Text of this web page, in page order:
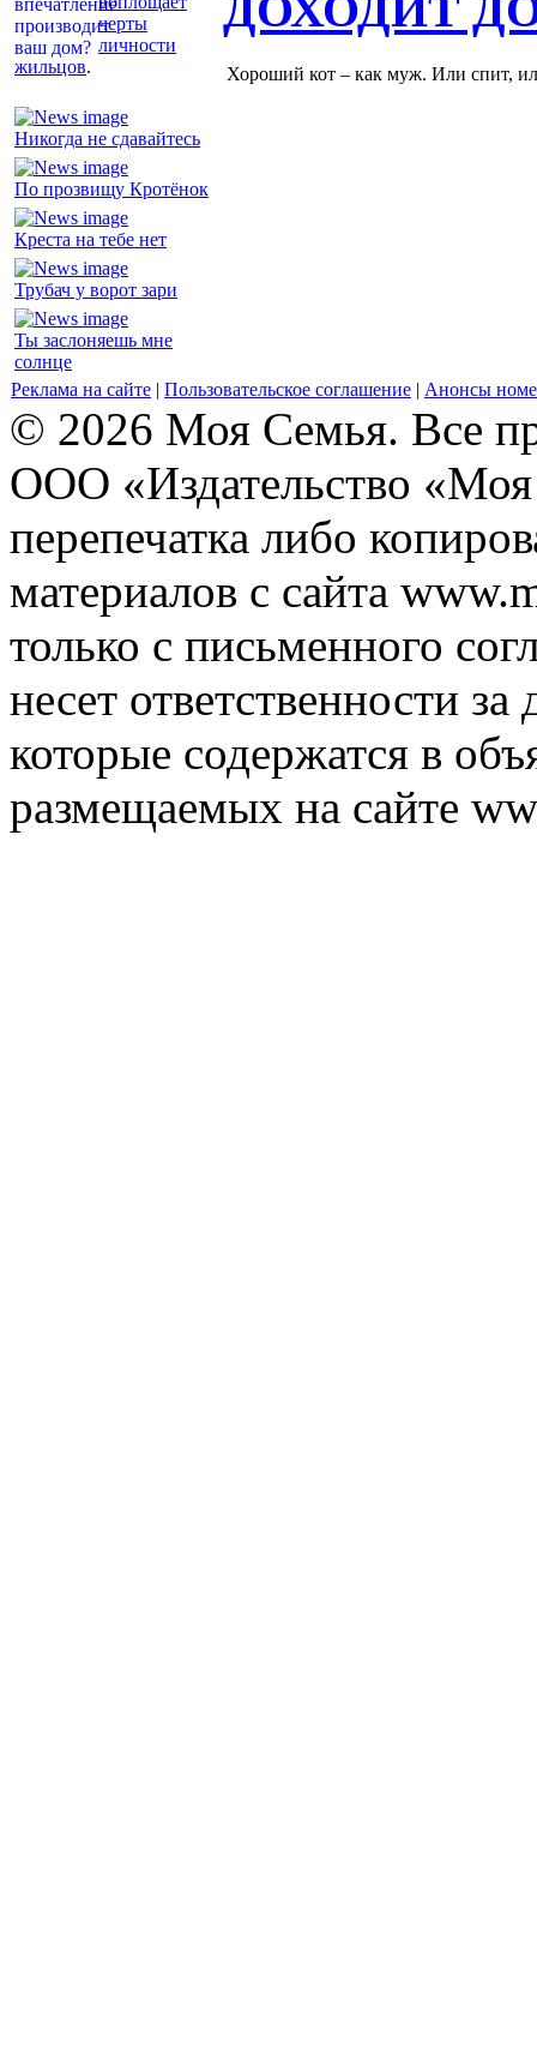
черты
личности
жильцов.
Никогда не сдавайтесь
По прозвищу Кротёнок
Креста на тебе нет
Трубач у ворот зари
Ты заслоняешь мне
солнце
Хороший кот – как муж. Или спит,
Реклама на сайте | Пользовательское соглашение | Анонсы
© 2026 Моя Семья. Все
ООО «Издательство
перепечатка либо
материалов с сайта
только с письменного
несет ответственности
которые содержатся в
размещаемых на сайте